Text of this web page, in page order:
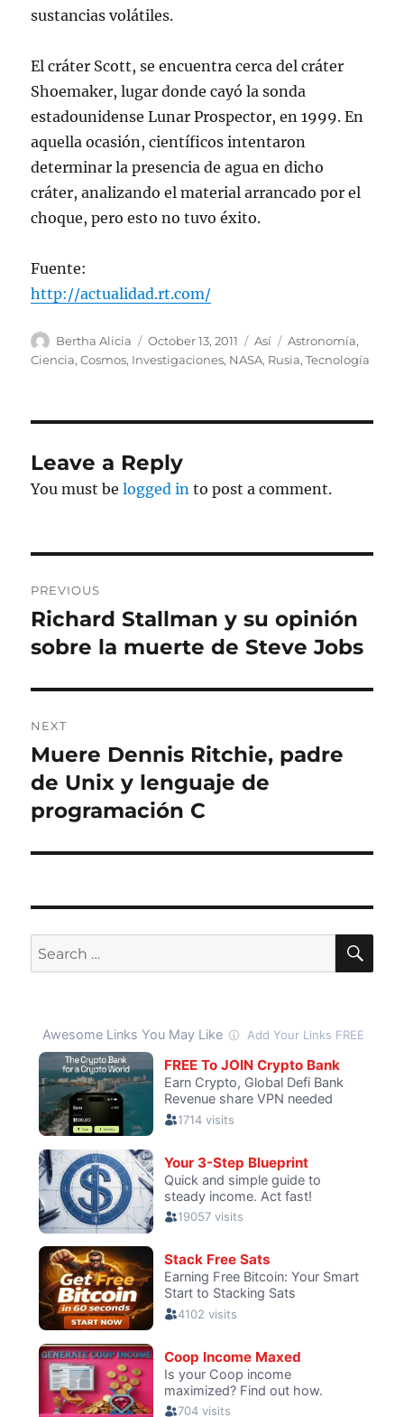
sustancias volátiles.
El cráter Scott, se encuentra cerca del cráter
Shoemaker, lugar donde cayó la sonda
estadounidense Lunar Prospector, en 1999. En
aquella ocasión, científicos intentaron
determinar la presencia de agua en dicho
cráter, analizando el material arrancado por el
choque, pero esto no tuvo éxito.
Fuente:
http://actualidad.rt.com/
Author
Bertha Alicia
Posted
on
October 13, 2011 Categories
Así Tags
Astronomía,
Ciencia,Cosmos, Investigaciones, NASA, Rusia,Tecnología
Leave a Reply
You must belogged in to post a comment.
navigation
PREVIOUS
Previous
post:
Richard Stallman y su opinión
sobre la muerte de Steve Jobs
NEXT
Next
post:
Muere Dennis Ritchie, padre
de Unix y lenguaje de
programación C
Search
for: